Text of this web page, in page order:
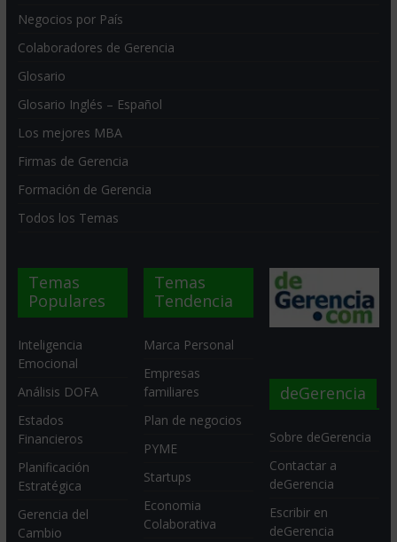
Negocios por País
Colaboradores de Gerencia
Glosario
Glosario Inglés – Español
Los mejores MBA
Firmas de Gerencia
Formación de Gerencia
Todos los Temas
Temas
Populares
Inteligencia
Emocional
Análisis DOFA
Estados
Financieros
Planificación
Estratégica
Gerencia del
Cambio
Temas
Tendencia
Marca Personal
Empresas
familiares
Plan de negocios
PYME
Startups
Economia
Colaborativa
deGerencia
Sobre deGerencia
Contactar a
deGerencia
Escribir en
deGerencia